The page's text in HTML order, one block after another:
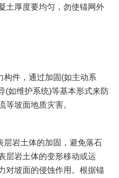
土厚度要均匀，勿使锚网外
构件，通过加固(如主动系
(如维护系统)等基本形式来防
等坡面地质灾害。
层岩土体的加固，避免落石
层岩土体的变形移动或运
对坡面的侵蚀作用。根据锚